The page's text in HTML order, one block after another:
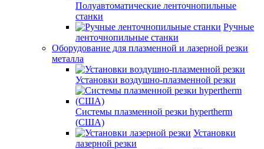
Полуавтоматические ленточнопильные
станки
Ручные
ленточнопильные станки
Оборудование для плазменной и лазерной резки
металла
Установки воздушно-плазменной резки
Системы плазменной резки hypertherm
(США)
Установки
лазерной резки